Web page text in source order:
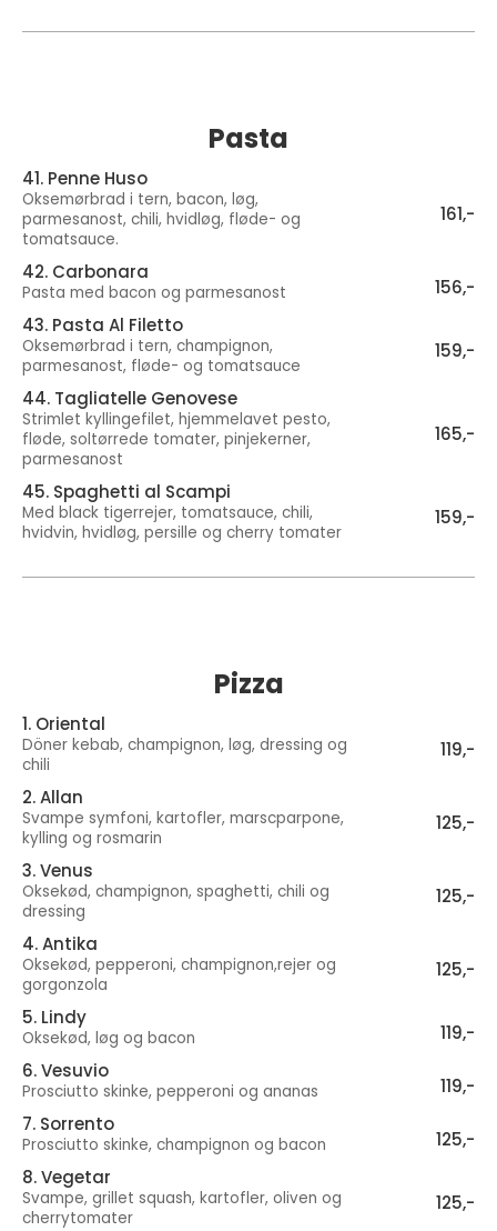
Pasta
41. Penne Huso
Oksemørbrad i tern, bacon, løg,
parmesanost, chili, hvidløg, fløde- og
tomatsauce.
161,-
42. Carbonara
Pasta med bacon og parmesanost
156,-
43. Pasta Al Filetto
Oksemørbrad i tern, champignon,
parmesanost, fløde- og tomatsauce
159,-
44. Tagliatelle Genovese
Strimlet kyllingefilet, hjemmelavet pesto,
fløde, soltørrede tomater, pinjekerner,
parmesanost
165,-
45. Spaghetti al Scampi
Med black tigerrejer, tomatsauce, chili,
hvidvin, hvidløg, persille og cherry tomater
159,-
Pizza
1. Oriental
Döner kebab, champignon, løg, dressing og
chili
119,-
2. Allan
Svampe symfoni, kartofler, marscparpone,
kylling og rosmarin
125,-
3. Venus
Oksekød, champignon, spaghetti, chili og
dressing
125,-
4. Antika
Oksekød, pepperoni, champignon,rejer og
gorgonzola
125,-
5. Lindy
Oksekød, løg og bacon
119,-
6. Vesuvio
Prosciutto skinke, pepperoni og ananas
119,-
7. Sorrento
Prosciutto skinke, champignon og bacon
125,-
8. Vegetar
Svampe, grillet squash, kartofler, oliven og
cherrytomater
125,-